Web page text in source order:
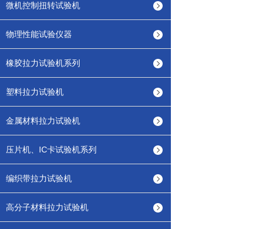
微机控制扭转试验机
物理性能试验仪器
橡胶拉力试验机系列
塑料拉力试验机
金属材料拉力试验机
压片机、IC卡试验机系列
编织带拉力试验机
高分子材料拉力试验机